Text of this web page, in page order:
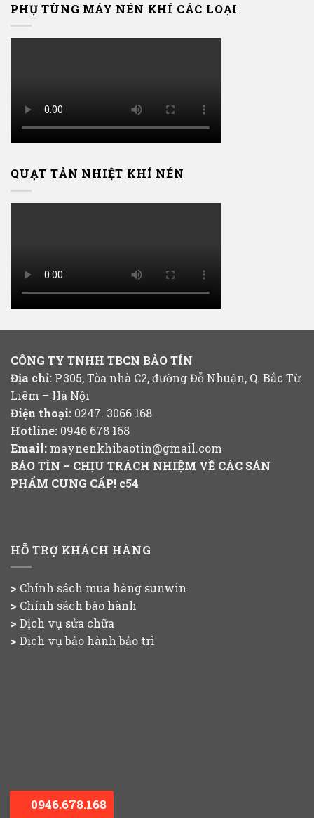
PHỤ TÙNG MÁY NÉN KHÍ CÁC LOẠI
QUẠT TẢN NHIỆT KHÍ NÉN
CÔNG TY TNHH TBCN BẢO TÍN
Địa chỉ: P.305, Tòa nhà C2, đường Đỗ Nhuận, Q. Bắc Từ
Liêm – Hà Nội
Điện thoại: 0247. 3066 168
Hotline: 0946 678 168
Email: maynenkhibaotin@gmail.com
BẢO TÍN – CHỊU TRÁCH NHIỆM VỀ CÁC SẢN
PHẨM CUNG CẤP! c54
HỖ TRỢ KHÁCH HÀNG
> Chính sách mua hàng sunwin
> Chính sách bảo hành
> Dịch vụ sửa chữa
> Dịch vụ bảo hành bảo trì
0946.678.168